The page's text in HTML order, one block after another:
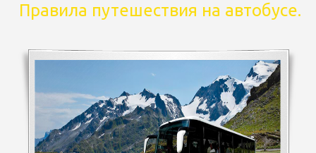
Правила путешествия на автобусе.